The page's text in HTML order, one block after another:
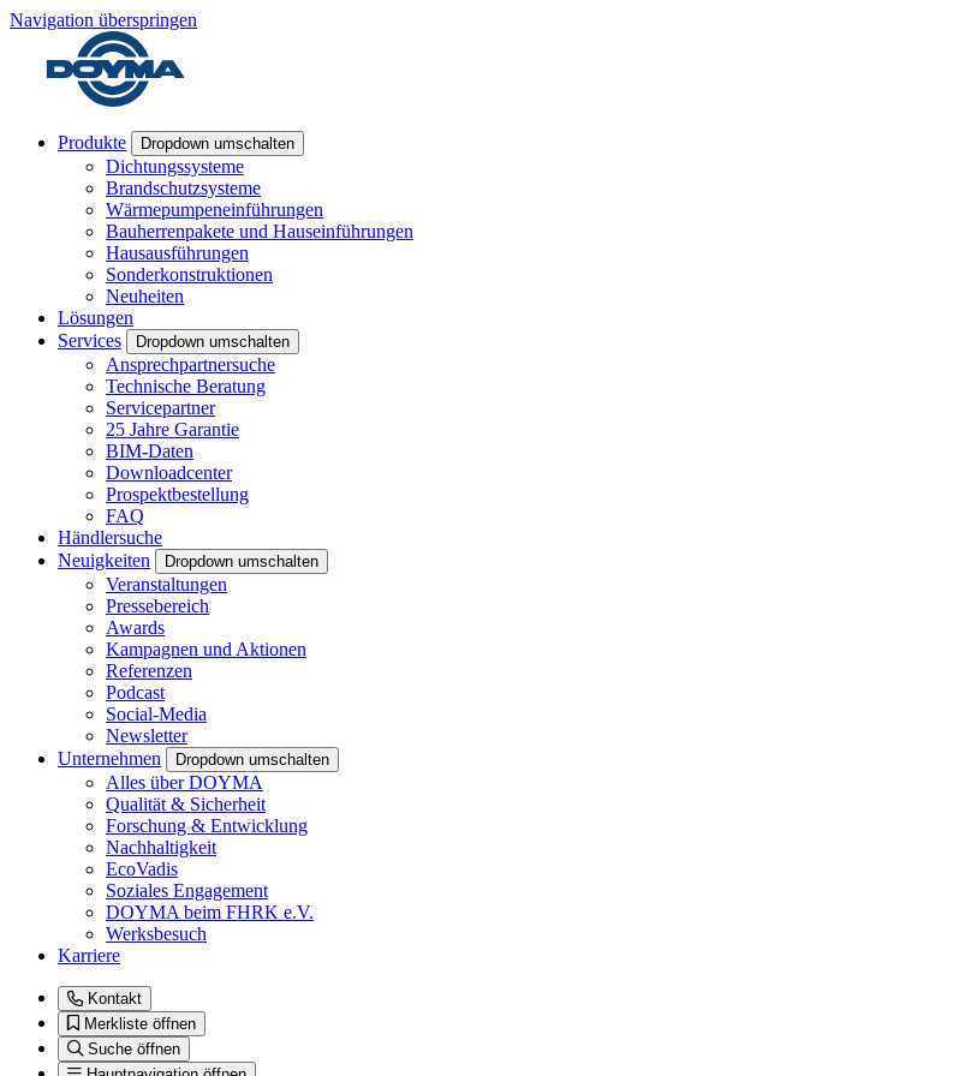
Navigation überspringen
Produkte Dropdown umschalten
Dichtungssysteme
Brandschutzsysteme
Wärmepumpeneinführungen
Bauherrenpakete und Hauseinführungen
Hausausführungen
Sonderkonstruktionen
Neuheiten
Lösungen
Services
Dropdown umschalten
Ansprechpartnersuche
Technische Beratung
Servicepartner
25 Jahre Garantie
BIM-Daten
Downloadcenter
Prospektbestellung
FAQ
Händlersuche
Neuigkeiten
Dropdown umschalten
Veranstaltungen
Pressebereich
Awards
Kampagnen und Aktionen
Referenzen
Podcast
Social-Media
Newsletter
Unternehmen
Dropdown umschalten
Alles über DOYMA
Qualität & Sicherheit
Forschung & Entwicklung
Nachhaltigkeit
EcoVadis
Soziales Engagement
DOYMA beim FHRK e.V.
Werksbesuch
Karriere
Kontakt
Merkliste öffnen
Suche öffnen